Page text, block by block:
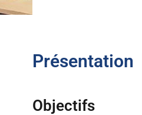
Présentation
Objectifs